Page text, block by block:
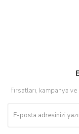
Fırsatları, kampanya